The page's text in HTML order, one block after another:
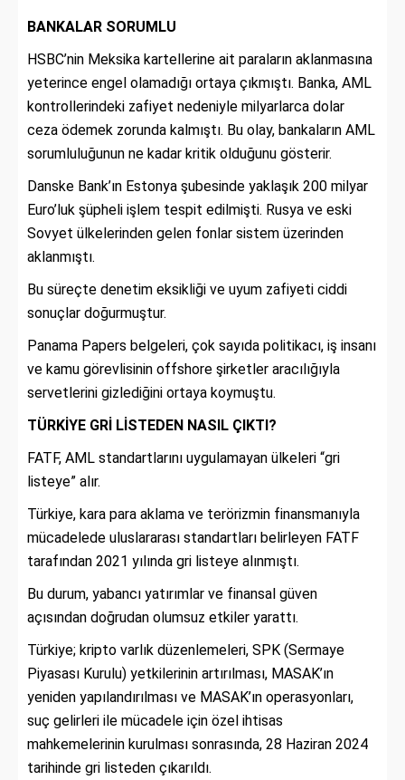
BANKALAR SORUMLU
HSBC’nin Meksika kartellerine ait paraların aklanmasına
yeterince engel olamadığı ortaya çıkmıştı. Banka, AML
kontrollerindeki zafiyet nedeniyle milyarlarca dolar
ceza ödemek zorunda kalmıştı. Bu olay, bankaların AML
sorumluluğunun ne kadar kritik olduğunu gösterir.
Danske Bank’ın Estonya şubesinde yaklaşık 200 milyar
Euro’luk şüpheli işlem tespit edilmişti. Rusya ve eski
Sovyet ülkelerinden gelen fonlar sistem üzerinden
aklanmıştı.
Bu süreçte denetim eksikliği ve uyum zafiyeti ciddi
sonuçlar doğurmuştur.
Panama Papers belgeleri, çok sayıda politikacı, iş insanı
ve kamu görevlisinin offshore şirketler aracılığıyla
servetlerini gizlediğini ortaya koymuştu.
TÜRKİYE GRİ LİSTEDEN NASIL ÇIKTI?
FATF, AML standartlarını uygulamayan ülkeleri “gri
listeye” alır.
Türkiye, kara para aklama ve terörizmin finansmanıyla
mücadelede uluslararası standartları belirleyen FATF
tarafından 2021 yılında gri listeye alınmıştı.
Bu durum, yabancı yatırımlar ve finansal güven
açısından doğrudan olumsuz etkiler yarattı.
Türkiye; kripto varlık düzenlemeleri, SPK (Sermaye
Piyasası Kurulu) yetkilerinin artırılması, MASAK’ın
yeniden yapılandırılması ve MASAK’ın operasyonları,
suç gelirleri ile mücadele için özel ihtisas
mahkemelerinin kurulması sonrasında, 28 Haziran 2024
tarihinde gri listeden çıkarıldı.